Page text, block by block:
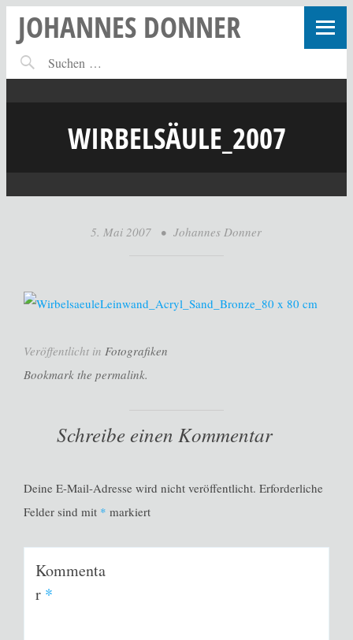
JOHANNES DONNER
WIRBELSÄULE_2007
5. Mai 2007 • Johannes Donner
Leinwand_Acryl_Sand_Bronze_80 x 80 cm
Veröffentlicht in Fotografiken
Bookmark the permalink.
Schreibe einen Kommentar
Deine E-Mail-Adresse wird nicht veröffentlicht. Erforderliche
Felder sind mit * markiert
Kommenta
r *